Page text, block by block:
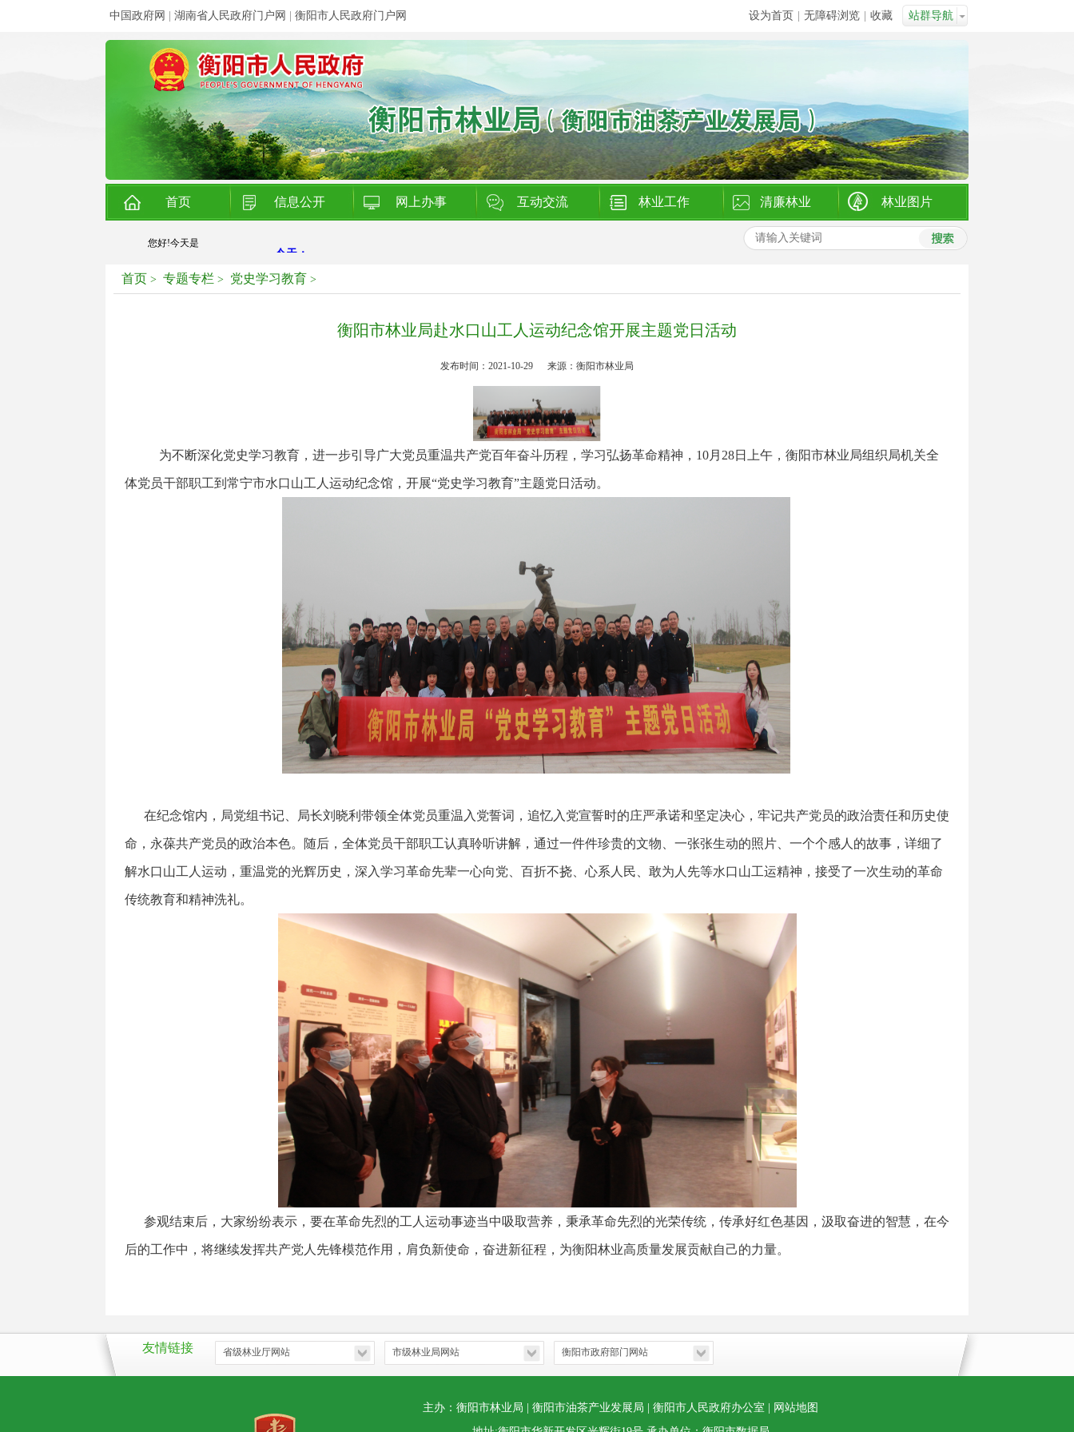
中国政府网 湖南省人民政府门户网 衡阳市人民政府门户网 设为首页 无障碍浏览 收藏 站群导航
首页 信息公开 网上办事 互动交流 林业工作 清廉林业 林业图片
您好!今天是
首页 > 专题专栏 > 党史学习教育 >
衡阳市林业局赴水口山工人运动纪念馆开展主题党日活动
发布时间：2021-10-29 来源：衡阳市林业局
为不断深化党史学习教育，进一步引导广大党员重温共产党百年奋斗历程，学习弘扬革命精神，10月28日上午，衡阳市林业局组织局机关全
体党员干部职工到常宁市水口山工人运动纪念馆，开展“党史学习教育”主题党日活动。
在纪念馆内，局党组书记、局长刘晓利带领全体党员重温入党誓词，追忆入党宣誓时的庄严承诺和坚定决心，牢记共产党员的政治责任和历史使
命，永葆共产党员的政治本色。随后，全体党员干部职工认真聆听讲解，通过一件件珍贵的文物、一张张生动的照片、一个个感人的故事，详细了
解水口山工人运动，重温党的光辉历史，深入学习革命先辈一心向党、百折不挠、心系人民、敢为人先等水口山工运精神，接受了一次生动的革命
传统教育和精神洗礼。
参观结束后，大家纷纷表示，要在革命先烈的工人运动事迹当中吸取营养，秉承革命先烈的光荣传统，传承好红色基因，汲取奋进的智慧，在今
后的工作中，将继续发挥共产党人先锋模范作用，肩负新使命，奋进新征程，为衡阳林业高质量发展贡献自己的力量。
友情链接
主办：衡阳市林业局 | 衡阳市油茶产业发展局 | 衡阳市人民政府办公室 |
网站地图